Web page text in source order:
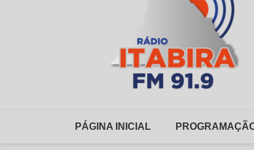
PÁGINA INICIAL